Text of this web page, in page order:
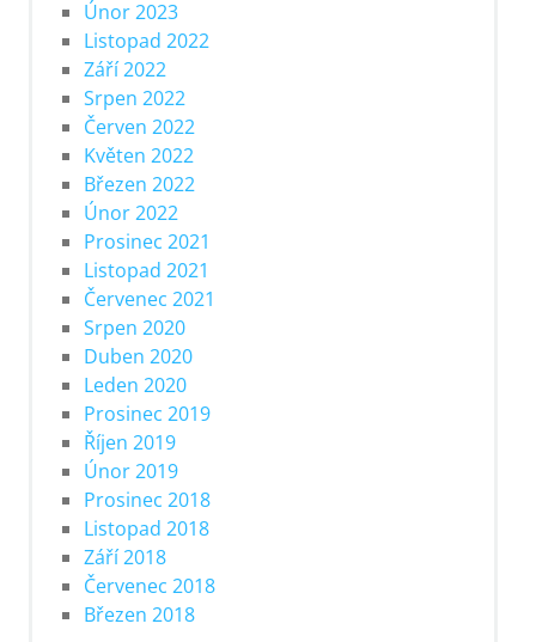
Únor 2023
Listopad 2022
Září 2022
Srpen 2022
Červen 2022
Květen 2022
Březen 2022
Únor 2022
Prosinec 2021
Listopad 2021
Červenec 2021
Srpen 2020
Duben 2020
Leden 2020
Prosinec 2019
Říjen 2019
Únor 2019
Prosinec 2018
Listopad 2018
Září 2018
Červenec 2018
Březen 2018